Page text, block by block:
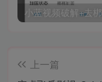
上一篇